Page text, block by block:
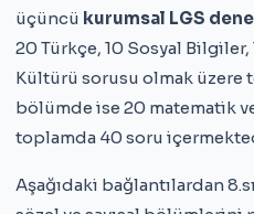
üçüncü kurumsal LGS
20 Türkçe, 10 Sosyal
Kültürü sorusu olmak üzere
bölümde ise 20 matematik
toplamda 40 soru
Aşağıdaki bağlantılardan